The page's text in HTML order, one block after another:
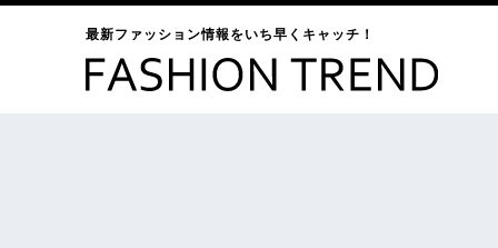
最新ファッション情報をいち早くキャッチ！